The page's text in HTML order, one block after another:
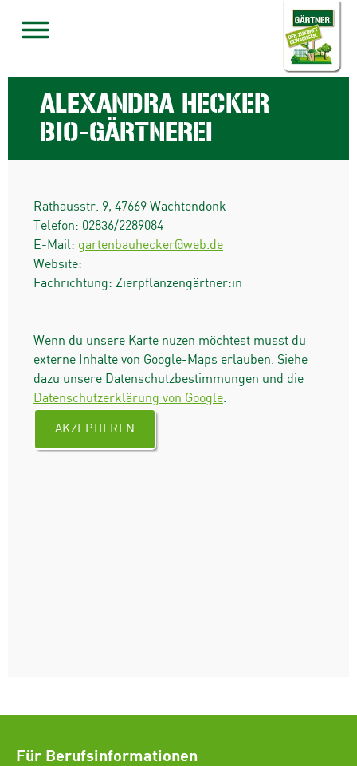
ALEXANDRA HECKER
BIO-GÄRTNEREI
Rathausstr. 9, 47669 Wachtendonk
Telefon: 02836/2289084
E-Mail: gartenbauhecker@web.de
Website:
Fachrichtung: Zierpflanzengärtner:in
Wenn du unsere Karte nuzen möchtest musst du
externe Inhalte von Google-Maps erlauben. Siehe
dazu unsere Datenschutzbestimmungen und die
Datenschutzerklärung von Google.
AKZEPTIEREN
Für Berufsinformationen